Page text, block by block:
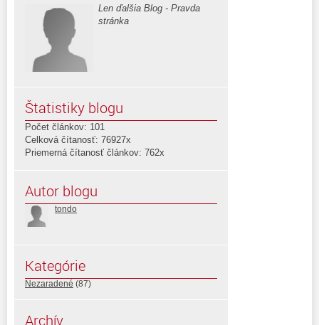
Len ďalšia Blog - Pravda
stránka
Štatistiky blogu
Počet článkov: 101
Celková čítanosť: 76927x
Priemerná čítanosť článkov: 762x
Autor blogu
tondo
Kategórie
Nezaradené (87)
Archív